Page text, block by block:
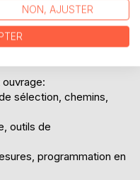
ce cadre.
de "Plugs-in" en
sélection, chemins,
outils de
programmation en
NON, AJUSTER